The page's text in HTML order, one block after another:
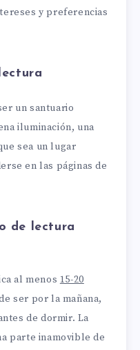
y preferencias
un santuario
iluminación, una
sea un lugar
en las páginas de
de lectura
al menos 15-20
ser por la mañana,
de dormir. La
parte inamovible de